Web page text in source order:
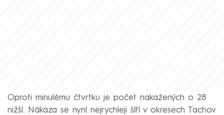
Oproti minulému čtvrtku je počet nakažených o 28
nižší. Nákaza se nyní nejrychleji šíří v okresech Tachov